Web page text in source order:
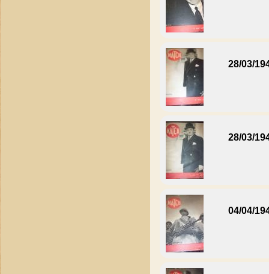
28/03/
28/03/
04/04/